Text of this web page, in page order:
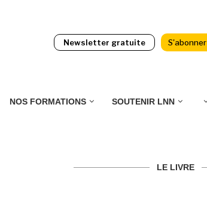
Newsletter gratuite S'abonner
NOS FORMATIONS SOUTENIR LNN
LE LIVRE